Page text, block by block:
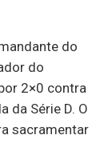
do
do
2×0 contra
da Série D. O
sacramentar